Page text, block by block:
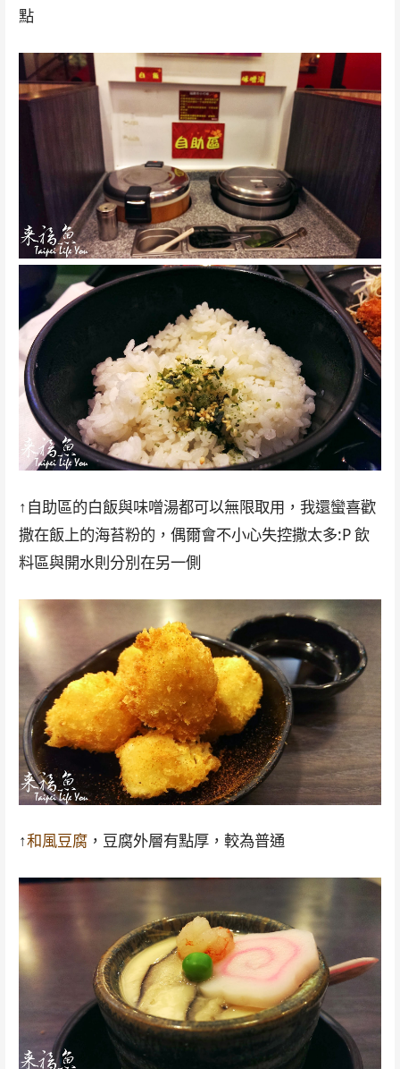
點
↑自助區的白飯與味噌湯都可以無限取用，我還蠻喜歡
撒在飯上的海苔粉的，偶爾會不小心失控撒太多:P 飲
料區與開水則分別在另一側
↑和風豆腐，豆腐外層有點厚，較為普通